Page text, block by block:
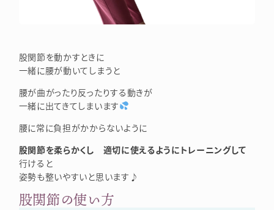
股関節を動かすときに
一緒に腰が動いてしまうと
腰が曲がったり反ったりする動きが
一緒に出てきてしまいます
腰に常に負担がかからないように
股関節を柔らかくし 適切に使えるようにトレーニングして
行けると
姿勢も整いやすいと思います♪
股関節の使い方